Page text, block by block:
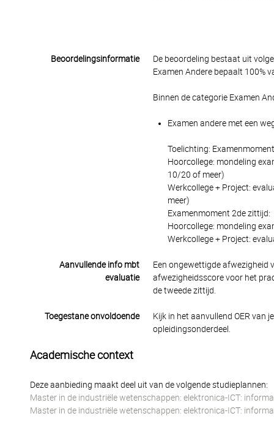
Beoordelingsinformatie
De beoordeling bestaat uit
Examen Andere bepaalt 100%
Binnen de categorie Examen
Examen andere met een
Toelichting:
Hoorcollege: mondeling
10/20 of meer)
Werkcollege + Project:
meer)
Examenmoment 2de zittijd:
Hoorcollege: mondeling
Werkcollege + Project:
Aanvullende info mbt
evaluatie
Een ongewettigde afwezigheid
afwezigheidsscore voor het
de tweede zittijd.
Toegestane onvoldoende
Kijk in het aanvullend OER van
opleidingsonderdeel.
Academische context
Deze aanbieding maakt deel uit van de volgende studieplannen:
Master in de industriële wetenschappen: elektronica-ICT:
Master in de industriële wetenschappen: elektronica-ICT: